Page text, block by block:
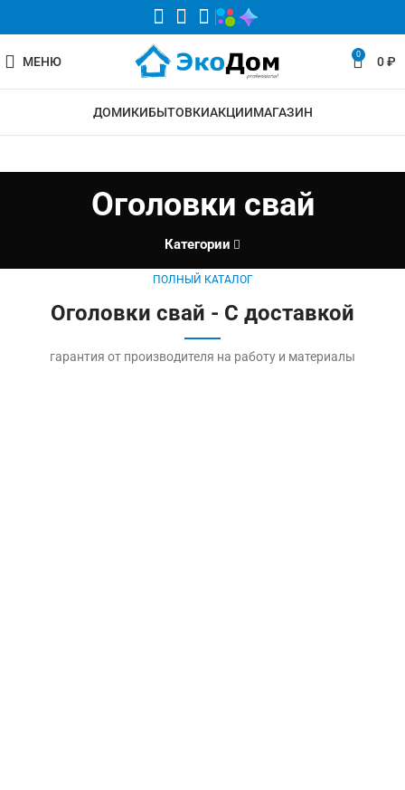
МЕНЮ 0 0₽
ДОМИКИБЫТОВКИАКЦИИМАГАЗИН
Оголовки свай
Категории
ПОЛНЫЙ КАТАЛОГ
Оголовки свай - С доставкой
гарантия от производителя на работу и материалы